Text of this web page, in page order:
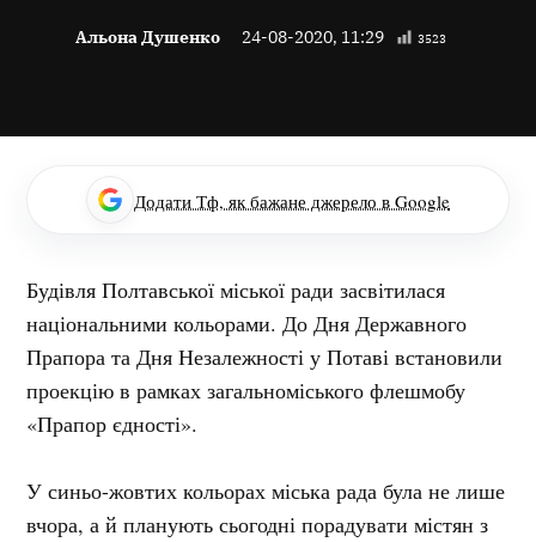
Альона Душенко 24-08-2020, 11:29 3523
Додати Тф, як бажане джерело в Google
Будівля Полтавської міської ради засвітилася
національними кольорами. До Дня Державного
Прапора та Дня Незалежності у Потаві встановили
проекцію в рамках загальноміського флешмобу
«Прапор єдності».
У синьо-жовтих кольорах міська рада була не лише
вчора, а й планують сьогодні порадувати містян з